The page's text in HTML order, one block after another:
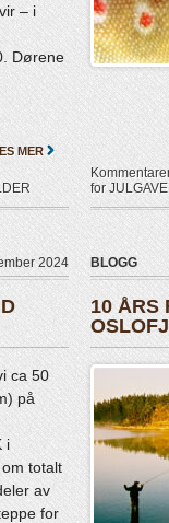
– i
Dørene
MER
for
2024
ca 50
på
i
totalt
av
for
BLOGG
10 ÅRS